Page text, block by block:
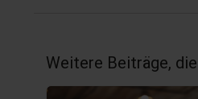
Weitere Beiträge,